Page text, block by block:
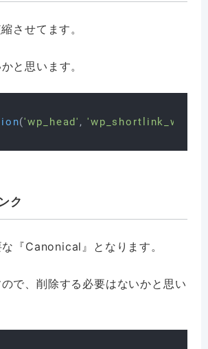
させてます。
と思います。
('wp_head' ,
ク
『Canonical』となります。
で、削除する必要はないかと思い